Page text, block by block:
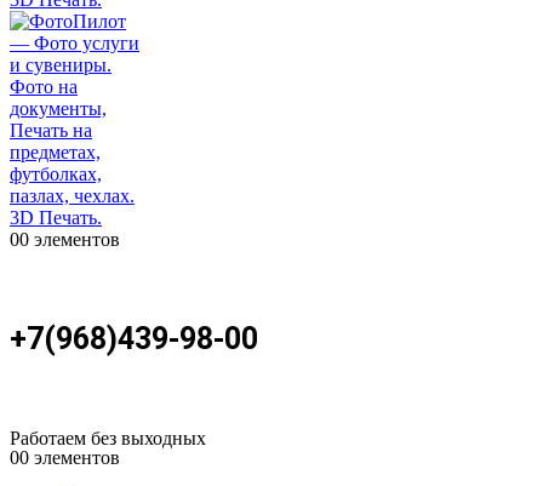
00 элементов
+7(968)439-98-00
Работаем без выходных
00 элементов